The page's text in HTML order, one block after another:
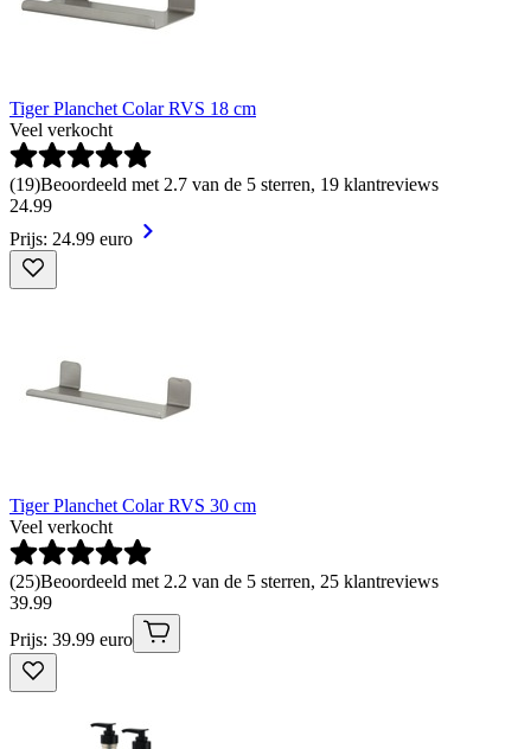
Tiger Planchet Colar RVS 18 cm
Veel verkocht
(19)Beoordeeld met 2.7 van de 5 sterren, 19 klantreviews
24.99
Prijs: 24.99 euro
Tiger Planchet Colar RVS 30 cm
Veel verkocht
(25)Beoordeeld met 2.2 van de 5 sterren, 25 klantreviews
39.99
Prijs: 39.99 euro